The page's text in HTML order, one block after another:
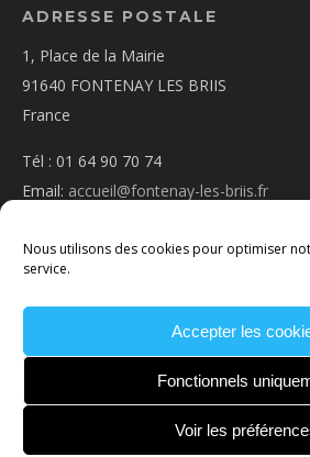
Nous utilisons des cookies pour optimiser
service.
Accepter les
Fonctionnels
Voir les
ADRESSE POSTALE
1, Place de la Mairie
91640 FONTENAY LES BRIIS
France
Tél : 01 64 90 70 74
Email: accueil@fontenay-les-briis.fr
NOUS
LÉGALES
POLITIQUE DE
GÉNÉRALES